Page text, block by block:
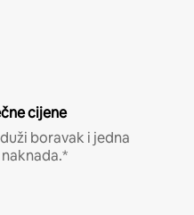
cijene
boravak i jedna